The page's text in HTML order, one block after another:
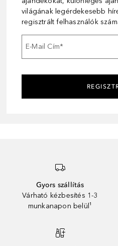
világának legérdekesebb
regisztrált felhasználók
E-Mail Cím*
Gyors szállítás
Várható kézbesítés 1-3
munkanapon belül¹